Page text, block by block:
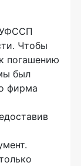
УФССП
Чтобы
погашению
был
фирма